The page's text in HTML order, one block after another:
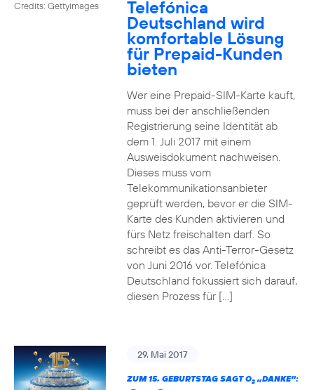
Credits: Gettyimages Telefónica
Deutschland wird
komfortable Lösung
für Prepaid-Kunden
bieten
Wer eine Prepaid-SIM-Karte kauft,
muss bei der anschließenden
Registrierung seine Identität ab
dem 1. Juli 2017 mit einem
Ausweisdokument nachweisen.
Dieses muss vom
Telekommunikationsanbieter
geprüft werden, bevor er die SIM-
Karte des Kunden aktivieren und
fürs Netz freischalten darf. So
schreibt es das Anti-Terror-Gesetz
von Juni 2016 vor. Telefónica
Deutschland fokussiert sich darauf,
diesen Prozess für […]
29. Mai 2017
ZUM 15. GEBURTSTAG SAGT O2„DANKE“: